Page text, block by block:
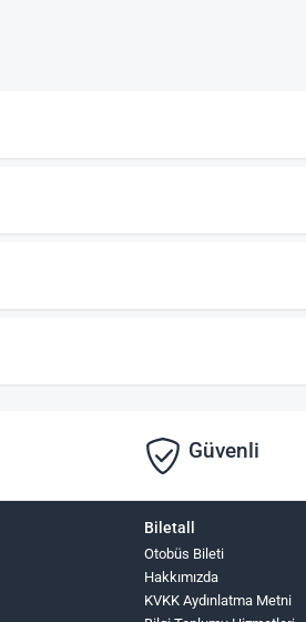
Güvenli
Biletall
Otobüs Bileti
Hakkımızda
KVKK Aydınlatma Metni